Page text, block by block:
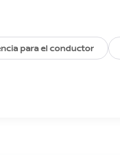
para el conductor